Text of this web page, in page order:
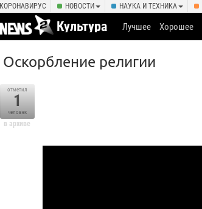
КОРОНАВИРУС НОВОСТИ НАУКА И ТЕХНИКА
Культура Лучшее Хорошее
Оскорбление религии
отметил
1
человек
в архиве